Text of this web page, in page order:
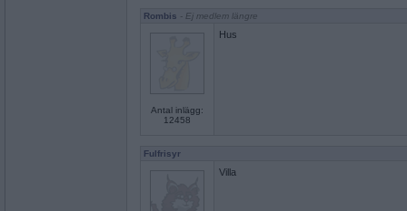
Rombis - Ej medlem längre
Antal inlägg:
12458
Hus
Fulfrisyr
Villa